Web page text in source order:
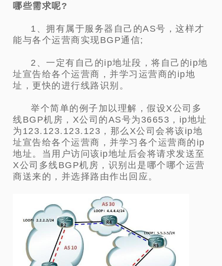
哪些需求呢?
1、拥有属于服务器自己的AS号，这样才
能与各个运营商实现BGP通信;
2、一定有自己的ip地址段，将自己的ip地
址宣告给各个运营商，并学习运营商的ip地
址，更快的进行线路识别。
举个简单的例子加以理解，假设X公司多
线BGP机房，X公司的AS号为36653，ip地址
为123.123.123.123，那么X公司会将该ip地
址宣告给各个运营商，并学习各个运营商的ip
地址。当用户访问该ip地址后会将请求发送至
X公司多线BGP机房，识别出是哪个哪个运营
商送来的，并选择路由作出回应。